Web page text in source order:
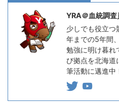
YRA＠血統調査
少しでも役立
年までの5年間
勉強に明け暮
び拠点を北海道
筆活動に邁進中